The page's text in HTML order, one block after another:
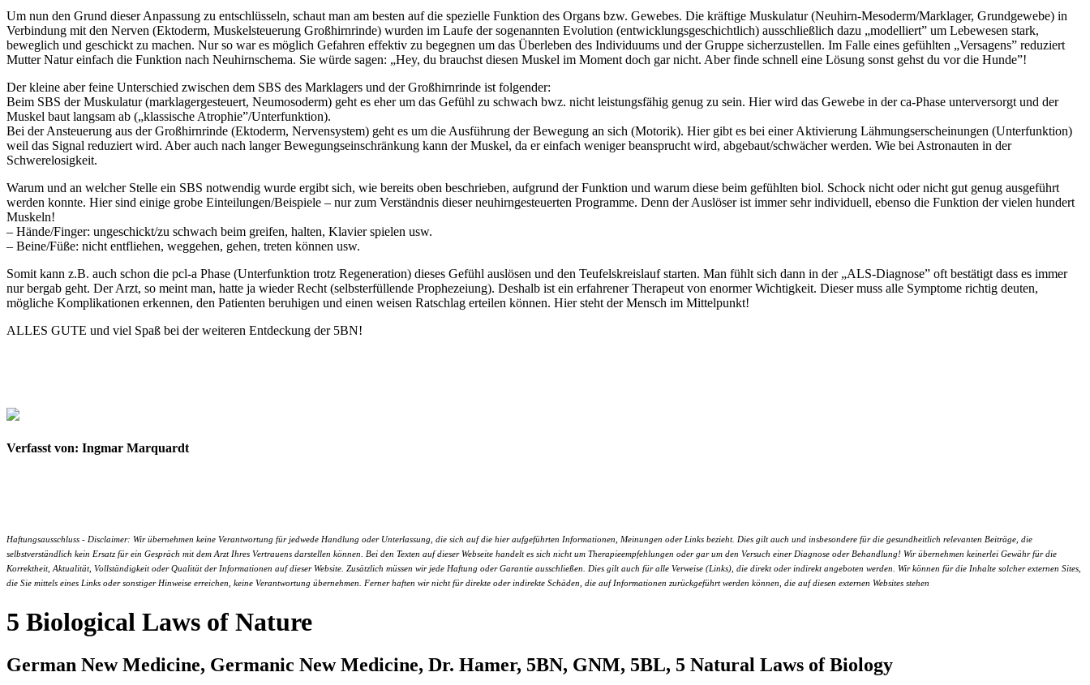
Um nun den Grund dieser Anpassung zu entschlüsseln, schaut man am besten auf die spezielle Funktion des Organs bzw. Gewebes. Die kräftige Muskulatur (Neuhirn-Mesoderm/Marklager, Grundgewebe) in
Verbindung mit den Nerven (Ektoderm, Muskelsteuerung Großhirnrinde) wurden im Laufe der sogenannten Evolution (entwicklungsgeschichtlich) ausschließlich dazu „modelliert” um Lebewesen stark,
beweglich und geschickt zu machen. Nur so war es möglich Gefahren effektiv zu begegnen um das Überleben des Individuums und der Gruppe sicherzustellen. Im Falle eines gefühlten „Versagens” reduziert
Mutter Natur einfach die Funktion nach Neuhirnschema. Sie würde sagen: „Hey, du brauchst diesen Muskel im Moment doch gar nicht. Aber finde schnell eine Lösung sonst gehst du vor die Hunde”!
Der kleine aber feine Unterschied zwischen dem SBS des Marklagers und der Großhirnrinde ist folgender:
Beim SBS der Muskulatur (marklagergesteuert, Neumosoderm) geht es eher um das Gefühl zu schwach bwz. nicht leistungsfähig genug zu sein. Hier wird das Gewebe in der ca-Phase unterversorgt und der
Muskel baut langsam ab („klassische Atrophie”/Unterfunktion).
Bei der Ansteuerung aus der Großhirnrinde (Ektoderm, Nervensystem) geht es um die Ausführung der Bewegung an sich (Motorik). Hier gibt es bei einer Aktivierung Lähmungserscheinungen (Unterfunktion)
weil das Signal reduziert wird. Aber auch nach langer Bewegungseinschränkung kann der Muskel, da er einfach weniger beansprucht wird, abgebaut/schwächer werden. Wie bei Astronauten in der
Schwerelosigkeit.
Warum und an welcher Stelle ein SBS notwendig wurde ergibt sich, wie bereits oben beschrieben, aufgrund der Funktion und warum diese beim gefühlten biol. Schock nicht oder nicht gut genug ausgeführt
werden konnte. Hier sind einige grobe Einteilungen/Beispiele – nur zum Verständnis dieser neuhirngesteuerten Programme. Denn der Auslöser ist immer sehr individuell, ebenso die Funktion der vielen hundert
Muskeln!
– Hände/Finger: ungeschickt/zu schwach beim greifen, halten, Klavier spielen usw.
– Beine/Füße: nicht entfliehen, weggehen, gehen, treten können usw.
Somit kann z.B. auch schon die pcl-a Phase (Unterfunktion trotz Regeneration) dieses Gefühl auslösen und den Teufelskreislauf starten. Man fühlt sich dann in der „ALS-Diagnose” oft bestätigt dass es immer
nur bergab geht. Der Arzt, so meint man, hatte ja wieder Recht (selbsterfüllende Prophezeiung). Deshalb ist ein erfahrener Therapeut von enormer Wichtigkeit. Dieser muss alle Symptome richtig deuten,
mögliche Komplikationen erkennen, den Patienten beruhigen und einen weisen Ratschlag erteilen können. Hier steht der Mensch im Mittelpunkt!
ALLES GUTE und viel Spaß bei der weiteren Entdeckung der 5BN!
Verfasst von: Ingmar Marquardt
Haftungsausschluss - Disclaimer: Wir übernehmen keine Verantwortung für jedwede Handlung oder Unterlassung, die sich auf die hier aufgeführten Informationen, Meinungen oder Links bezieht. Dies gilt auch und insbesondere für die gesundheitlich relevanten Beiträge, die
selbstverständlich kein Ersatz für ein Gespräch mit dem Arzt Ihres Vertrauens darstellen können. Bei den Texten auf dieser Webseite handelt es sich nicht um Therapieempfehlungen oder gar um den Versuch einer Diagnose oder Behandlung! Wir übernehmen keinerlei Gewähr für die
Korrektheit, Aktualität, Vollständigkeit oder Qualität der Informationen auf dieser Website. Zusätzlich müssen wir jede Haftung oder Garantie ausschließen. Dies gilt auch für alle Verweise (Links), die direkt oder indirekt angeboten werden. Wir können für die Inhalte solcher externen Sites,
die Sie mittels eines Links oder sonstiger Hinweise erreichen, keine Verantwortung übernehmen. Ferner haften wir nicht für direkte oder indirekte Schäden, die auf Informationen zurückgeführt werden können, die auf diesen externen Websites stehen
5 Biological Laws of Nature
German New Medicine, Germanic New Medicine, Dr. Hamer, 5BN, GNM, 5BL, 5 Natural Laws of Biology